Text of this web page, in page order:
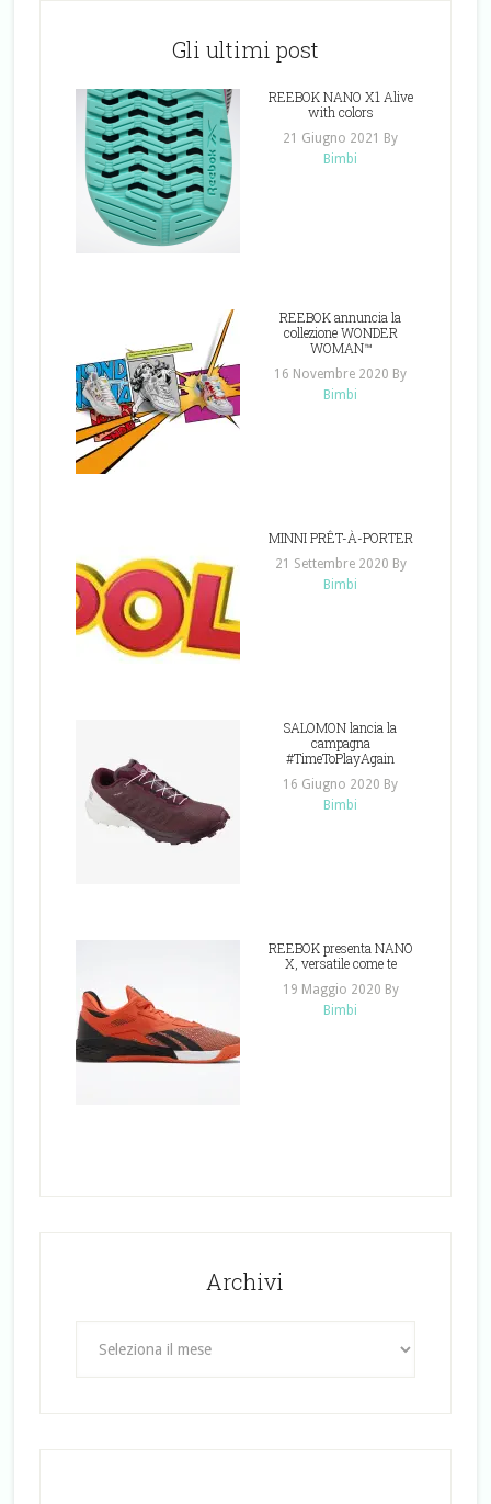
Gli ultimi post
REEBOK NANO X1 Alive
with colors
21 Giugno 2021
By
Bimbi
REEBOK annuncia la
collezione WONDER
WOMAN™
16 Novembre 2020 By
Bimbi
MINNI PRÊT-À-PORTER
21 Settembre 2020 By
Bimbi
SALOMON lancia la
campagna
#TimeToPlayAgain
16 Giugno 2020 By
Bimbi
REEBOK presenta NANO
X, versatile come te
19 Maggio 2020 By
Bimbi
Archivi